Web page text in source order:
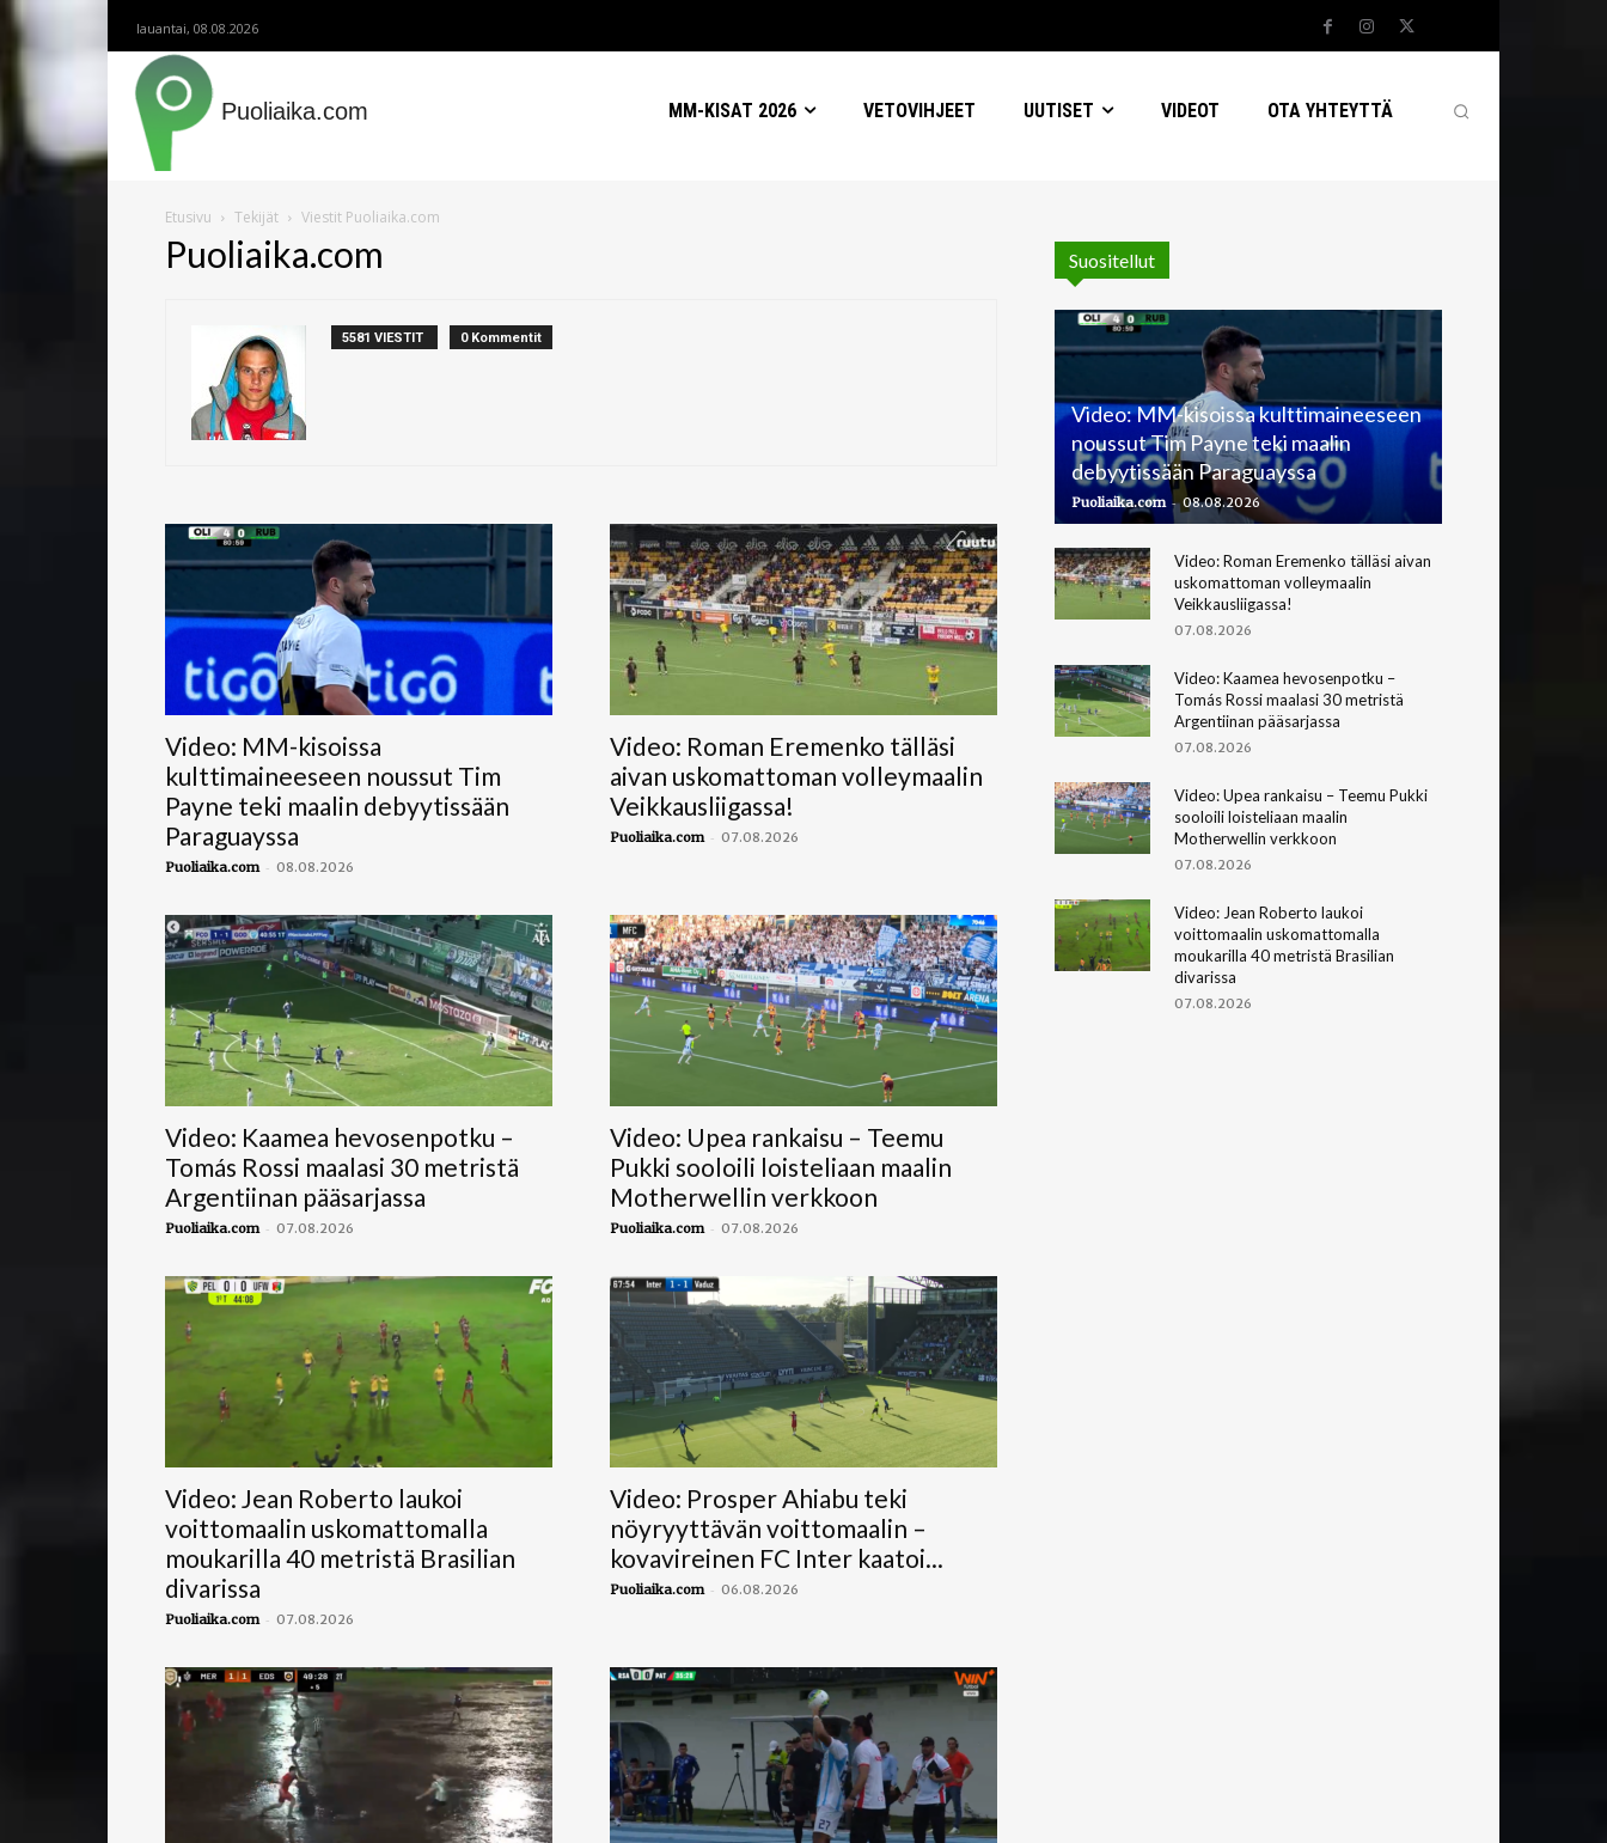
lauantai, 08.08.2026
Puoliaika.com MM-KISAT 2026 VETOVIHJEET UUTISET VIDEOT OTA YHTEYTTÄ
Etusivu Tekijät Viestit Puoliaika.com
Puoliaika.com
5581 VIESTIT 0 Kommentit
Video: MM-kisoissa
kulttimaineeseen noussut Tim
Payne teki maalin debyytissään
Paraguayssa
Puoliaika.com - 08.08.2026
Video: Roman Eremenko tälläsi
aivan uskomattoman volleymaalin
Veikkausliigassa!
Puoliaika.com - 07.08.2026
Video: Kaamea hevosenpotku –
Tomás Rossi maalasi 30 metristä
Argentiinan pääsarjassa
Puoliaika.com - 07.08.2026
Video: Upea rankaisu – Teemu
Pukki sooloili loisteliaan maalin
Motherwellin verkkoon
Puoliaika.com - 07.08.2026
Video: Jean Roberto laukoi
voittomaalin uskomattomalla
moukarilla 40 metristä Brasilian
divarissa
Puoliaika.com - 07.08.2026
Video: Prosper Ahiabu teki
nöyryyttävän voittomaalin –
kovavireinen FC Inter kaatoi...
Puoliaika.com - 06.08.2026
Suositellut
Video: MM-kisoissa kulttimaineeseen
noussut Tim Payne teki maalin
debyytissään Paraguayssa
Puoliaika.com - 08.08.2026
Video: Roman Eremenko tälläsi aivan
uskomattoman volleymaalin
Veikkausliigassa!
07.08.2026
Video: Kaamea hevosenpotku –
Tomás Rossi maalasi 30 metristä
Argentiinan pääsarjassa
07.08.2026
Video: Upea rankaisu – Teemu Pukki
sooloili loisteliaan maalin
Motherwellin verkkoon
07.08.2026
Video: Jean Roberto laukoi
voittomaalin uskomattomalla
moukarilla 40 metristä Brasilian
divarissa
07.08.2026